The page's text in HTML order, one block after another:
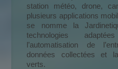
station météo, drone,
plusieurs applications
se nomme la
technologies
l’automatisation de
données collectées et
verts.